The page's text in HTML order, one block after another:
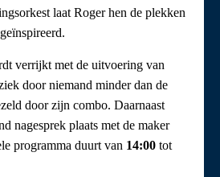
laat Roger hen de plekken
verrijkt met de uitvoering van
door niemand minder dan de
door zijn combo. Daarnaast
nagesprek plaats met de maker
programma duurt van 14:00 tot